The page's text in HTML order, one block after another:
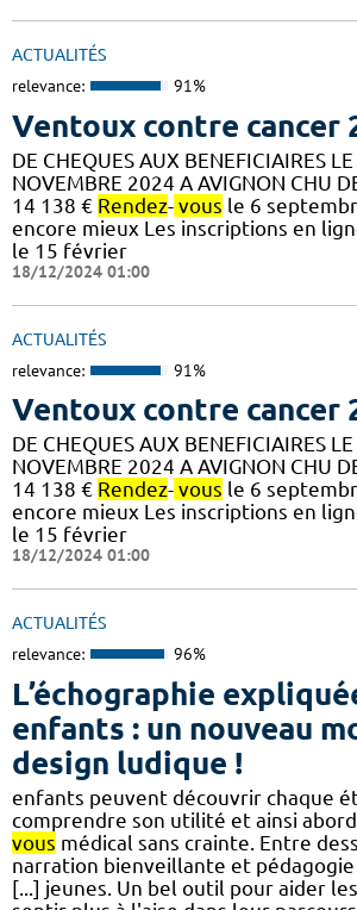
ACTUALITÉS
relevance: 91%
Ventoux contre cancer
DE CHEQUES AUX BENEFICIAIRES
NOVEMBRE 2024 A AVIGNON CHU
14 138 € Rendez- vous le 6
encore mieux Les inscriptions en
le 15 février
18/12/2024 01:00
ACTUALITÉS
relevance: 91%
Ventoux contre cancer
DE CHEQUES AUX BENEFICIAIRES
NOVEMBRE 2024 A AVIGNON CHU
14 138 € Rendez- vous le 6
encore mieux Les inscriptions en
le 15 février
18/12/2024 01:00
ACTUALITÉS
relevance: 96%
L’échographie
enfants : un nouveau
design ludique !
enfants peuvent découvrir chaque
comprendre son utilité et ainsi
vous médical sans crainte. Entre
narration bienveillante et
[...] jeunes. Un bel outil pour aider